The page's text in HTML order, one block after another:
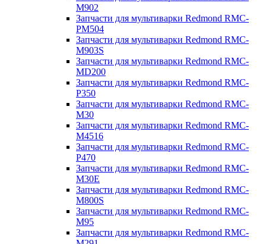
M902
Запчасти для мультиварки Redmond RMC-
PM504
Запчасти для мультиварки Redmond RMC-
M903S
Запчасти для мультиварки Redmond RMC-
MD200
Запчасти для мультиварки Redmond RMC-
P350
Запчасти для мультиварки Redmond RMC-
M30
Запчасти для мультиварки Redmond RMC-
M4516
Запчасти для мультиварки Redmond RMC-
P470
Запчасти для мультиварки Redmond RMC-
M30E
Запчасти для мультиварки Redmond RMC-
M800S
Запчасти для мультиварки Redmond RMC-
M95
Запчасти для мультиварки Redmond RMC-